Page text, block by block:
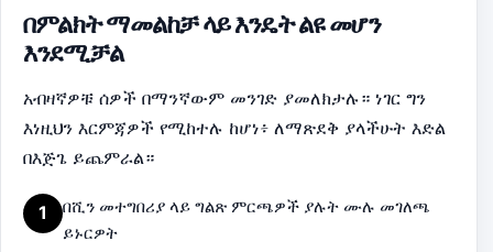
በምልክት ማመልከቻ ላይ እንዴት ልዩ መሆን
እንደሚቻል
አብዛኛዎቹ ሰዎች በማንኛውም መንገድ ያመለክታሉ። ነገር ግን
እነዚህን እርምጃዎች የሚከተሉ ከሆነ፥ ለማጽደቅ ያላችሁት እድል
በእጅጌ ይጨምራል።
1
በሺን መተግበሪያ ላይ ግልጽ ምርጫዎች ያሉት ሙሉ መገለጫ
ይኑርዎት